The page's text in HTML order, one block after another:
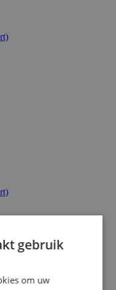
in jouw regio
gebruik
om uw